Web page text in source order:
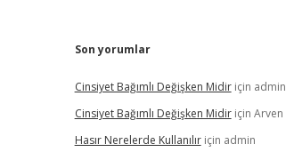
Son yorumlar
Cinsiyet Bağımlı Değişken Midiriçin admin
Cinsiyet Bağımlı Değişken Midiriçin Arven
Hasır Nerelerde Kullanılıriçin admin